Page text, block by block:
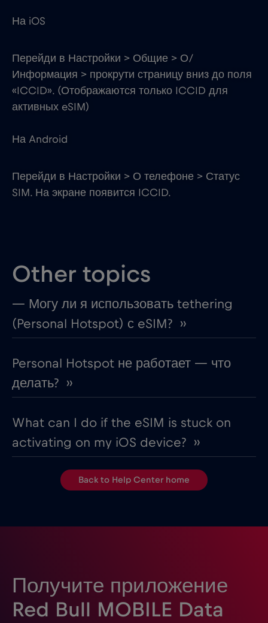
На iOS
Перейди в Настройки > Общие > О/
Информация > прокрути страницу вниз до поля
«ICCID». (Отображаются только ICCID для
активных eSIM)
На Android
Перейди в Настройки > О телефоне > Статус
SIM. На экране появится ICCID.
Other topics
— Могу ли я использовать tethering
(Personal Hotspot) с eSIM? ››
Personal Hotspot не работает — что
делать? ››
What can I do if the eSIM is stuck on
activating on my iOS device? ››
Back to Help Center home
Получите приложение
Red Bull MOBILE Data